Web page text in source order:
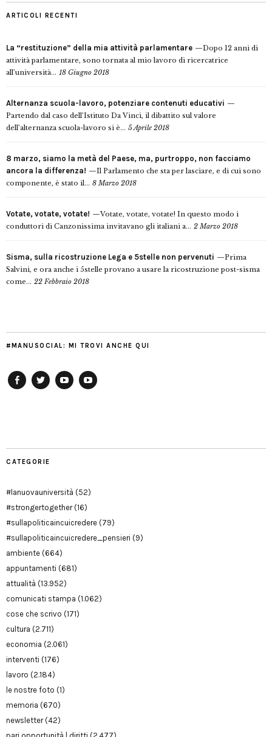
ARTICOLI RECENTI
La “restituzione” della mia attività parlamentare
Dopo 12 anni di
attività parlamentare, sono tornata al mio lavoro di ricercatrice
all’università... 18 Giugno 2018
Alternanza scuola-lavoro, potenziare contenuti educativi
Partendo dal caso dell’Istituto Da Vinci, il dibattito sul valore
dell’alternanza scuola-lavoro si è... 5 Aprile 2018
8 marzo, siamo la metà del Paese, ma, purtroppo, non facciamo
ancora la differenza!
Il Parlamento che sta per lasciare, e di cui sono
componente, è stato il... 8 Marzo 2018
Votate, votate, votate!
Votate, votate, votate! In questo modo i
conduttori di Canzonissima invitavano gli italiani a... 2 Marzo 2018
Sisma, sulla ricostruzione Lega e 5stelle non pervenuti
Prima
Salvini, e ora anche i 5stelle provano a usare la ricostruzione post-sisma
come... 22 Febbraio 2018
#MANUSOCIAL: MI TROVI ANCHE QUI
CATEGORIE
#lanuovauniversità (52)
#strongertogether(16)
#sullapoliticaincuicredere (79)
#sullapoliticaincuicredere_pensieri (9)
ambiente (664)
appuntamenti (681)
attualità (13.952)
comunicati stampa (1.062)
cose che scrivo (171)
cultura (2.711)
economia (2.061)
interventi (176)
lavoro (2.184)
le nostre foto (1)
memoria (670)
newsletter(42)